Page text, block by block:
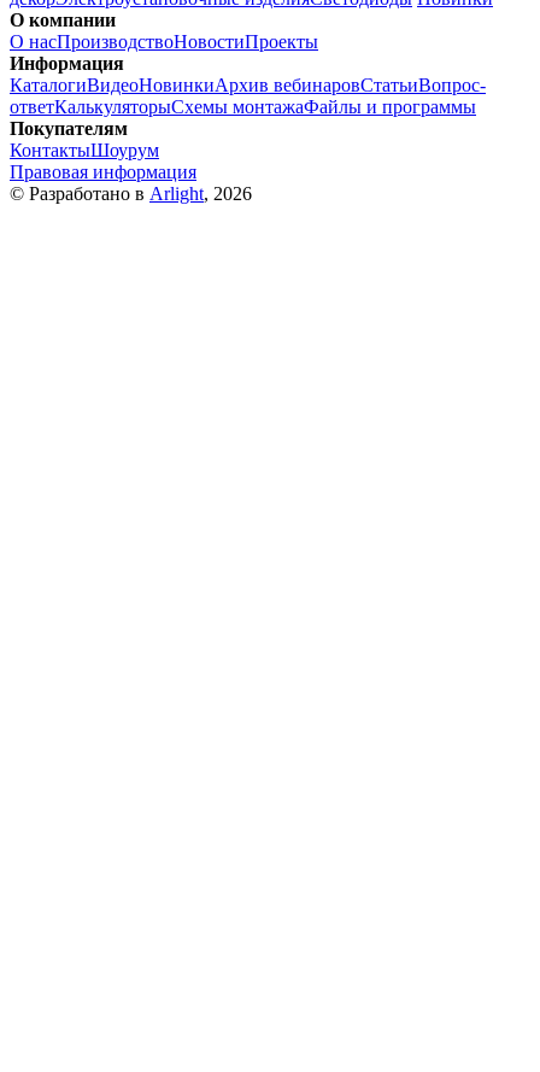
О компании
О насПроизводствоНовостиПроекты
Информация
КаталогиВидеоНовинкиАрхив вебинаровСтатьиВопрос-
ответКалькуляторыСхемы монтажаФайлы и программы
Покупателям
КонтактыШоурум
Правовая информация
© Разработано в Arlight, 2026